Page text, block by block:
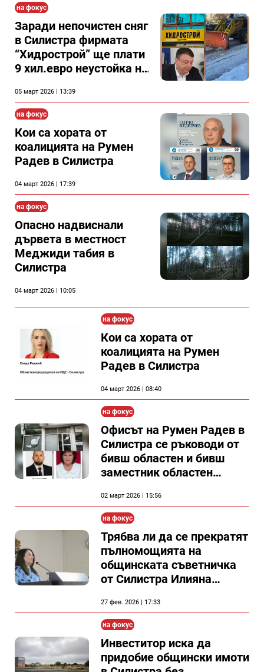
на фокус
Заради непочистен сняг
в Силистра фирмата
“Хидрострой” ще плати
9 хил.евро неустойка на
05 март 2026 | 13:39
на фокус
Кои са хората от
коалицията на Румен
Радев в Силистра
04 март 2026 | 17:39
на фокус
Опасно надвиснали
дървета в местност
Меджиди табия в
Силистра
04 март 2026 | 10:05
на фокус
Кои са хората от
коалицията на Румен
Радев в Силистра
04 март 2026 | 08:40
на фокус
Офисът на Румен Радев в
Силистра се ръководи от
бивш областен и бивш
заместник областен
02 март 2026 | 15:56
на фокус
Трябва ли да се прекратят
пълномощията на
общинската съветничка
от Силистра Илияна
законът(Видео)
27 фев. 2026 | 17:33
на фокус
Инвеститор иска да
придобие общински имоти